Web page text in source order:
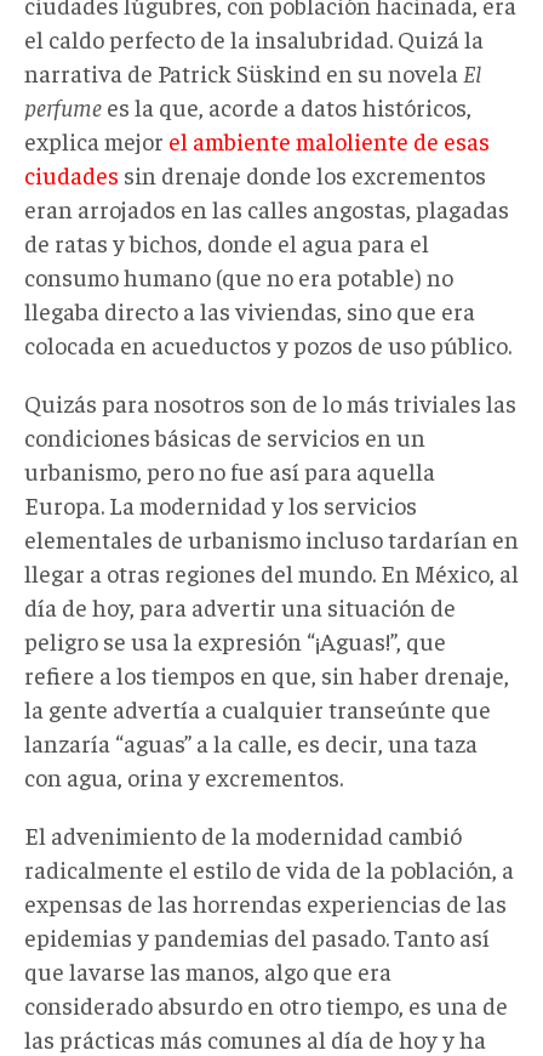
el caldo perfecto de la insalubridad. Quizá la
narrativa de Patrick Süskind en su novela El
perfume es la que, acorde a datos históricos,
explica mejor el ambiente maloliente de esas
ciudades sin drenaje donde los excrementos
eran arrojados en las calles angostas, plagadas
de ratas y bichos, donde el agua para el
consumo humano (que no era potable) no
llegaba directo a las viviendas, sino que era
colocada en acueductos y pozos de uso público.
Quizás para nosotros son de lo más triviales las
condiciones básicas de servicios en un
urbanismo, pero no fue así para aquella
Europa. La modernidad y los servicios
elementales de urbanismo incluso tardarían en
llegar a otras regiones del mundo. En México, al
día de hoy, para advertir una situación de
peligro se usa la expresión “¡Aguas!”, que
refiere a los tiempos en que, sin haber drenaje,
la gente advertía a cualquier transeúnte que
lanzaría “aguas” a la calle, es decir, una taza
con agua, orina y excrementos.
El advenimiento de la modernidad cambió
radicalmente el estilo de vida de la población, a
expensas de las horrendas experiencias de las
epidemias y pandemias del pasado. Tanto así
que lavarse las manos, algo que era
considerado absurdo en otro tiempo, es una de
las prácticas más comunes al día de hoy y ha